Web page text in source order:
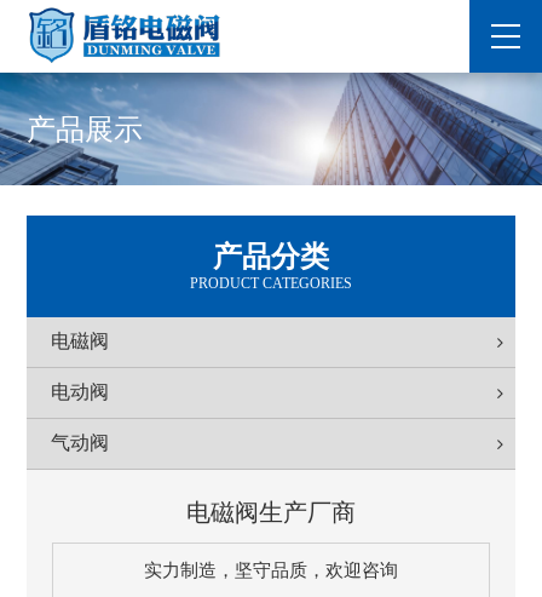
产品展示
产品分类
PRODUCT CATEGORIES
电磁阀
电动阀
气动阀
电磁阀生产厂商
实力制造，坚守品质，欢迎咨询